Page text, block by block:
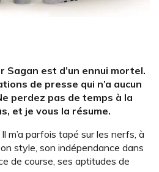
Sagan est d’un ennui mortel.
de presse qui n’a aucun
perdez pas de temps à la
et je vous la résume.
m’a parfois tapé sur les nerfs, à
style, son indépendance dans
de course, ses aptitudes de